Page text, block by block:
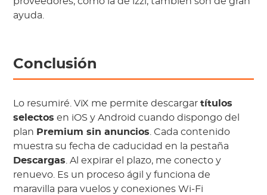
ayuda.
Conclusión
Lo resumiré. ViX me permite descargartítulos
selectos en iOS y Android cuando dispongo del
plan Premium sin anuncios. Cada contenido
muestra su fecha de caducidad en la pestaña
Descargas. Al expirar el plazo, me conecto y
renuevo. Es un proceso ágil y funciona de
maravilla para vuelos y conexiones Wi-Fi